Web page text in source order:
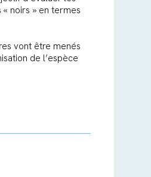
noirs » en termes
vont être menés
de l’espèce